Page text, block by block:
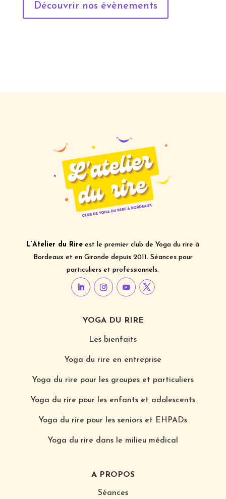
Découvrir nos évènements
L’Atelier du Rire est le premier club de Yoga du rire à
Bordeaux et en Gironde depuis 2011. Séances pour
particuliers et professionnels.
YOGA DU RIRE
Les bienfaits
Yoga du rire en entreprise
Yoga du rire pour les groupes et particuliers
Yoga du rire pour les enfants et adolescents
Yoga du rire pour les seniors et EHPADs
Yoga du rire dans le milieu médical
A PROPOS
Séances